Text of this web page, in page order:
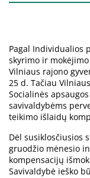
Pagal Individualios
skyrimo ir
Vilniaus rajono
25 d. Tačiau
Socialinės
savivaldybėms
teikimo išlaidų
Dėl susiklosčiusios
gruodžio mėnesio
kompensacijų
Savivaldybė ieško